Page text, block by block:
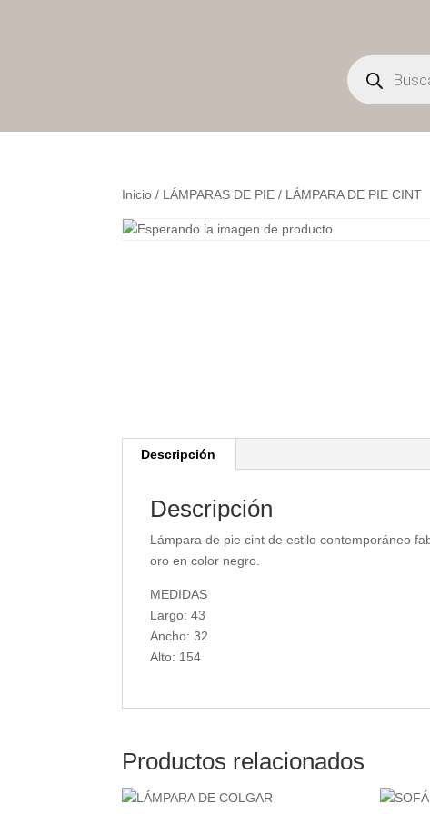
Búsqueda
de
productos
Inicio / LÁMPARAS DE PIE / LÁMPARA DE PIE CINT
Descripción
Descripción
Lámpara de pie cint de estilo contemporáneo
oro en color negro.
MEDIDAS
Largo: 43
Ancho: 32
Alto: 154
Productos relacionados